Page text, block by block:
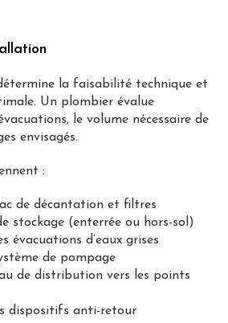
la faisabilité technique et
Un plombier évalue
le volume nécessaire de
envisagés.
:
de décantation et filtres
stockage (enterrée ou hors-sol)
évacuations d’eaux grises
de pompage
de distribution vers les points
dispositifs anti-retour